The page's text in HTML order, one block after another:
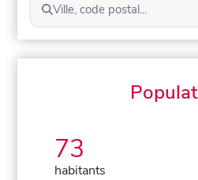
Ville, code postal...
73
habitants